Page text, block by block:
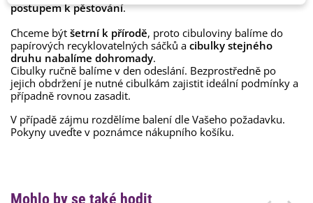
postupem k pěstování.
Chceme být šetrní k přírodě, proto cibuloviny balíme do
papírových recyklovatelných sáčků a cibulky stejného
druhu nabalíme dohromady.
Cibulky ručně balíme v den odeslání. Bezprostředně po
jejich obdržení je nutné cibulkám zajistit ideální podmínky a
případně rovnou zasadit.
V případě zájmu rozdělíme balení dle Vašeho požadavku.
Pokyny uveďte v poznámce nákupního košíku.
Mohlo by se také hodit